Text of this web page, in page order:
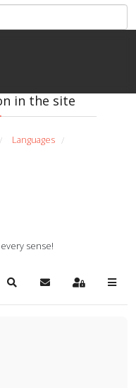
in the site
/ Languages /
sense!
SearchSubscribe to blog
Sign In